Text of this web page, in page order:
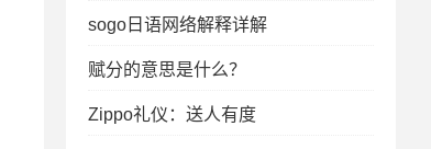
sogo日语网络解释详解
赋分的意思是什么？
Zippo礼仪：送人有度